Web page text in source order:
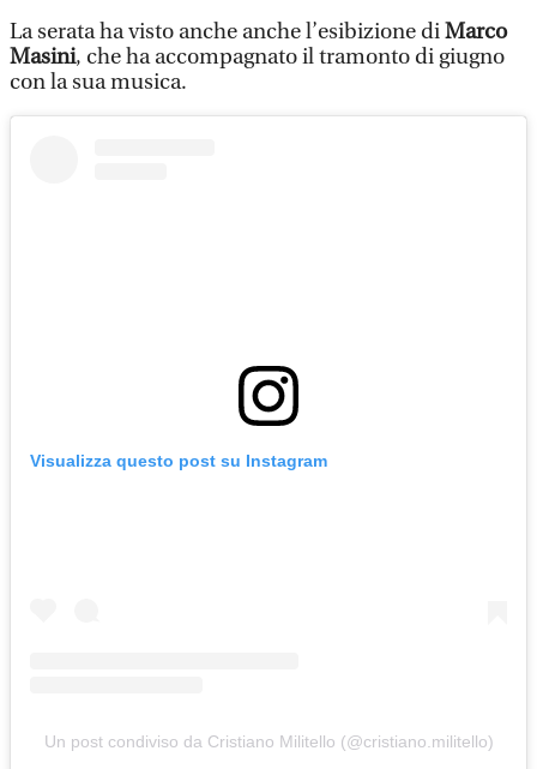
La serata ha visto anche anche l’esibizione diMarco
Masini, che ha accompagnato il tramonto di giugno
con la sua musica.
Visualizza questo post su Instagram
Un post condiviso da Cristiano Militello (@cristiano.militello)